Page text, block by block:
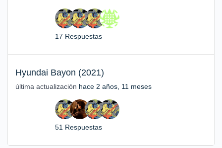
17 Respuestas
Hyundai Bayon (2021)
última actualización hace 2 años, 11 meses
51 Respuestas